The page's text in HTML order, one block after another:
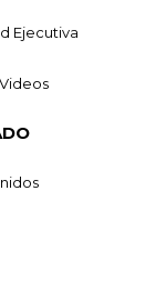
Ejecutiva
Videos